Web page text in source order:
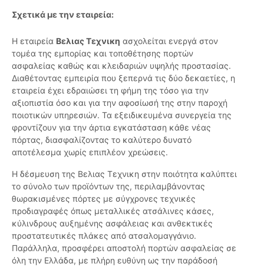
Σχετικά με την εταιρεία:
Η εταιρεία Βελιας Τεχνικη ασχολείται ενεργά στον
τομέα της εμπορίας και τοποθέτησης πορτών
ασφαλείας καθώς και κλειδαριών υψηλής προστασίας.
Διαθέτοντας εμπειρία που ξεπερνά τις δύο δεκαετίες, η
εταιρεία έχει εδραιώσει τη φήμη της τόσο για την
αξιοπιστία όσο και για την αφοσίωσή της στην παροχή
ποιοτικών υπηρεσιών. Τα εξειδικευμένα συνεργεία της
φροντίζουν για την άρτια εγκατάσταση κάθε νέας
πόρτας, διασφαλίζοντας το καλύτερο δυνατό
αποτέλεσμα χωρίς επιπλέον χρεώσεις.
Η δέσμευση της Βελιας Τεχνικη στην ποιότητα καλύπτει
το σύνολο των προϊόντων της, περιλαμβάνοντας
θωρακισμένες πόρτες με σύγχρονες τεχνικές
προδιαγραφές όπως μεταλλικές ατσάλινες κάσες,
κύλινδρους αυξημένης ασφάλειας και ανθεκτικές
προστατευτικές πλάκες από ατσαλομαγγάνιο.
Παράλληλα, προσφέρει αποστολή πορτών ασφαλείας σε
όλη την Ελλάδα, με πλήρη ευθύνη ως την παράδοσή